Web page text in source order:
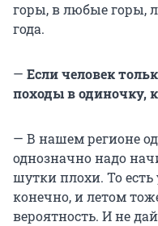
горы, в любые горы,
года.
— Если человек
походы в одиночку,
— В нашем регионе
однозначно надо
шутки плохи. То
конечно, и летом
вероятность. И не